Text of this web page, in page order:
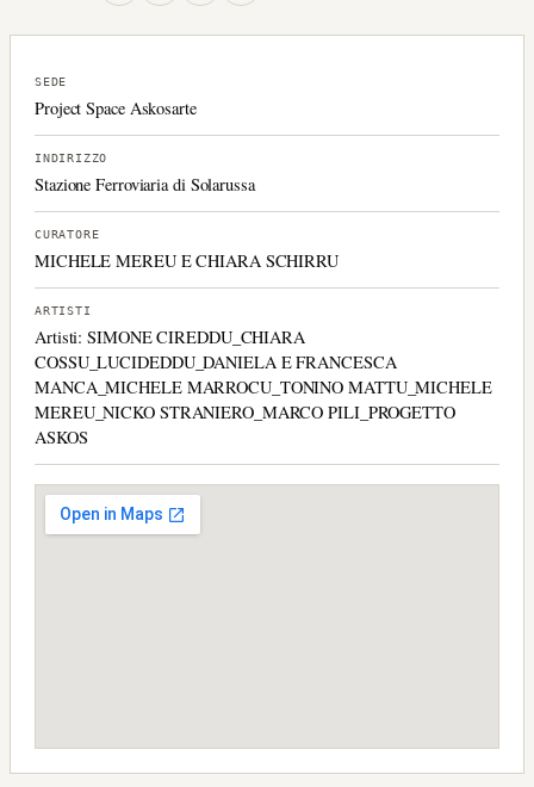
SEDE
Project Space Askosarte
INDIRIZZO
Stazione Ferroviaria di Solarussa
CURATORE
MICHELE MEREU E CHIARA SCHIRRU
ARTISTI
Artisti: SIMONE CIREDDU_CHIARA
COSSU_LUCIDEDDU_DANIELA E FRANCESCA
MANCA_MICHELE MARROCU_TONINO MATTU_MICHELE
MEREU_NICKO STRANIERO_MARCO PILI_PROGETTO
ASKOS